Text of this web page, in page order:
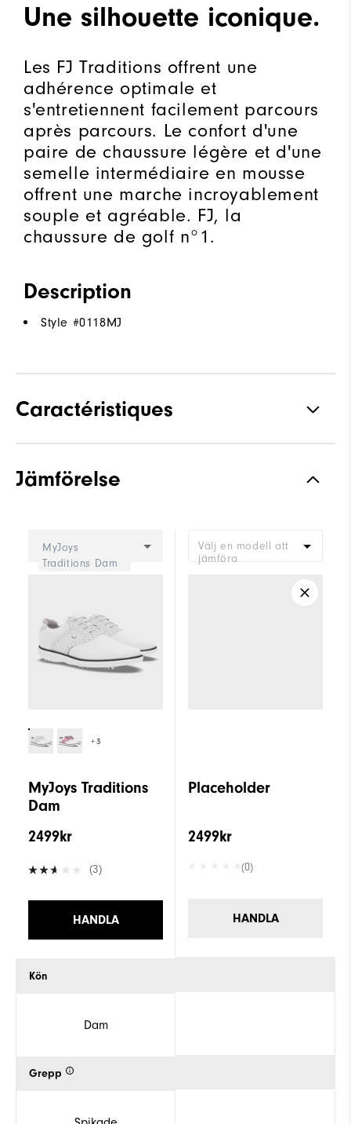
Une silhouette iconique.
Les FJ Traditions offrent une
adhérence optimale et
s'entretiennent facilement parcours
après parcours. Le confort d'une
paire de chaussure légère et d'une
semelle intermédiaire en mousse
offrent une marche incroyablement
souple et agréable. FJ, la
chaussure de golf n°1.
Description
Style #0118MJ
Caractéristiques
Jämförelse
MyJoys
Traditions Dam
+3
MyJoys Traditions
Dam
2499kr
(3)
HANDLA
Kön
Dam
Grepp
Välj en modell att
jämföra
Placeholder
2499kr
(0)
HANDLA